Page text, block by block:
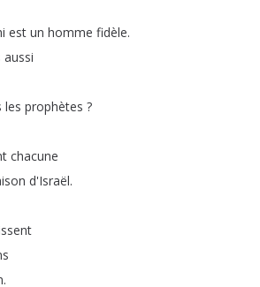
est un homme fidèle.
aussi
les prophètes ?
chacune
d'Israël.
.